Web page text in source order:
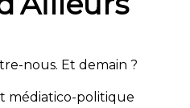
nous. Et demain ?
médiatico-politique